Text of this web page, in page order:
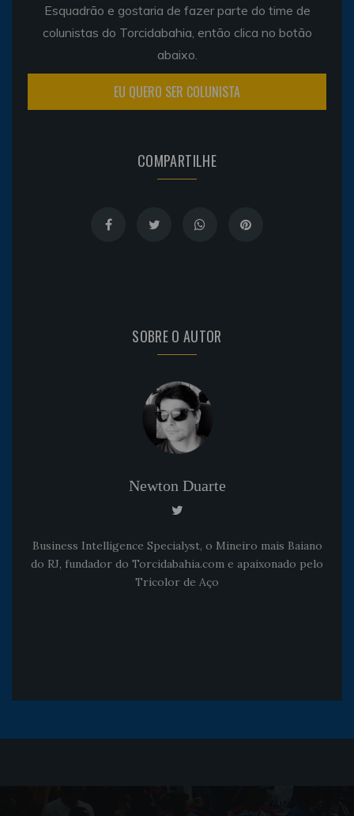
Esquadrão e gostaria de fazer parte do time de
colunistas do Torcidabahia, então clica no botão
abaixo.
EU QUERO SER COLUNISTA
COMPARTILHE
SOBRE O AUTOR
Newton Duarte
Business Intelligence Specialyst, o Mineiro mais Baiano
do RJ, fundador do Torcidabahia.com e apaixonado pelo
Tricolor de Aço